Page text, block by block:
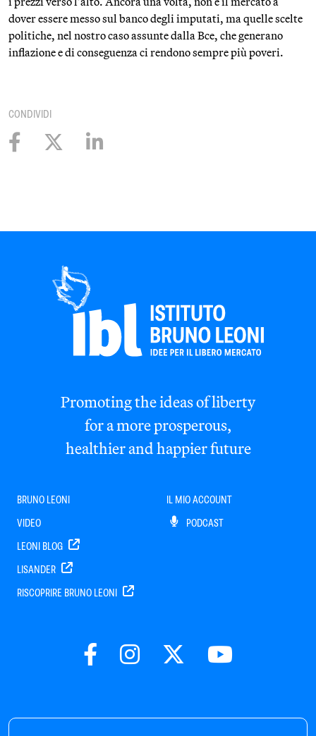
dover essere messo sul banco degli imputati, ma quelle scelte
politiche, nel nostro caso assunte dalla Bce, che generano
inflazione e di conseguenza ci rendono sempre più poveri.
CONDIVIDI
Promoting the ideas of liberty
for a more prosperous,
healthier and happier future
BRUNO LEONI
VIDEO
LEONI BLOG
LISANDER
RISCOPRIRE BRUNO LEONI
IL MIO ACCOUNT
PODCAST